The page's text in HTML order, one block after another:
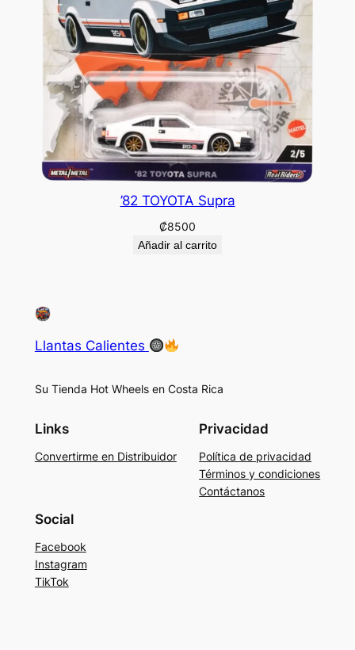
’82 TOYOTA Supra
₡8500
Añadir al carrito
Llantas Calientes
Su Tienda Hot Wheels en Costa Rica
Links
Convertirme en Distribuidor
Privacidad
Política de privacidad
Términos y condiciones
Contáctanos
Social
Facebook
Instagram
TikTok